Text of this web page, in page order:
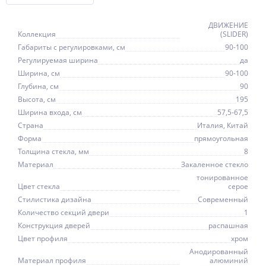
Коллекция
ДВИЖЕНИЕ
(SLIDER)
Габариты с регулировками, см
90-100
Регулируемая ширина
да
Ширина, см
90-100
Глубина, см
90
Высота, см
195
Ширина входа, см
57,5-67,5
Страна
Италия, Китай
Форма
прямоугольная
Толщина стекла, мм
8
Материал
Закаленное стекло
Цвет стекла
тонированное
серое
Стилистика дизайна
Современный
Количество секций двери
1
Конструкция дверей
распашная
Цвет профиля
хром
Материал профиля
Анодированный
алюминий